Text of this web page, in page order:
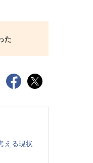
た
える現状